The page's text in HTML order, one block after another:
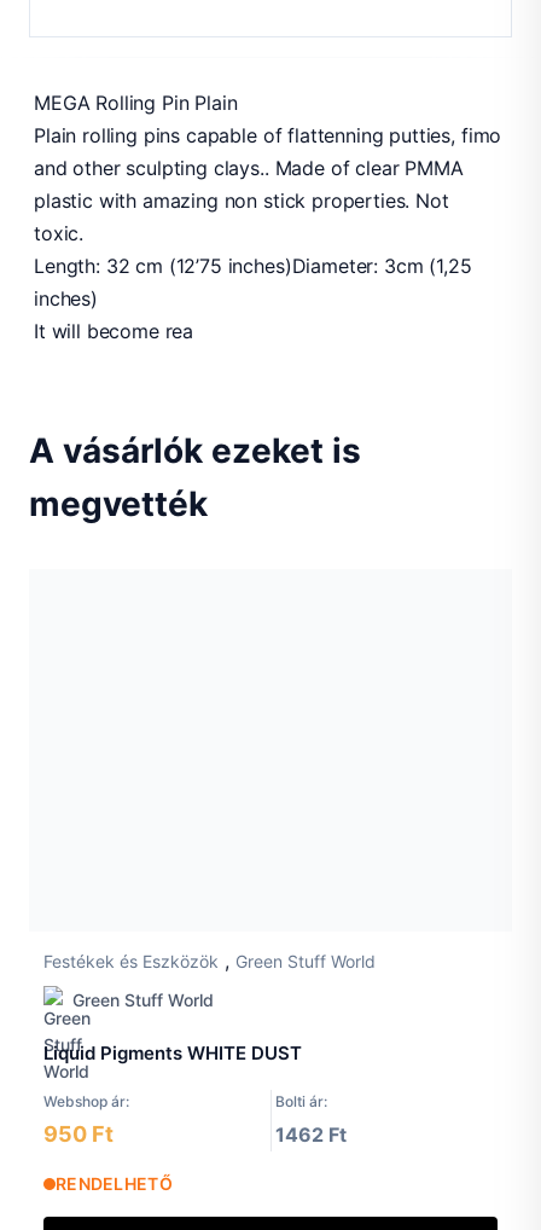
MEGA Rolling Pin Plain
Plain rolling pins capable of flattenning putties, fimo
and other sculpting clays.. Made of clear PMMA
plastic with amazing non stick properties. Not
toxic.
Length: 32 cm (12’75 inches)Diameter: 3cm (1,25
inches)
It will become rea
A vásárlók ezeket is
megvették
Festékek és Eszközök , Green Stuff World
Green Stuff World
Liquid Pigments WHITE DUST
Webshop ár: Bolti ár:
950 Ft 1462 Ft
RENDELHETŐ